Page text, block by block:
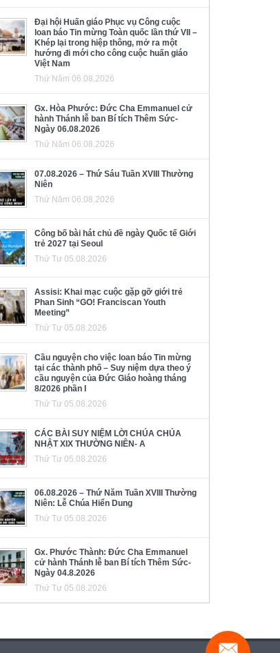
Đại hội Huấn giáo Phục vụ Công cuộc
loan báo Tin mừng Toàn quốc lần thứ VII –
Khép lại trong hiệp thông, mở ra một
hướng đi mới cho công cuộc huấn giáo
Việt Nam
Thứ Năm 06.08.2026
Gx. Hòa Phước: Đức Cha Emmanuel cử
hành Thánh lễ ban Bí tích Thêm Sức-
Ngày 06.08.2026
Thứ Năm 06.08.2026
07.08.2026 – Thứ Sáu Tuần XVIII Thường
Niên
Thứ Năm 06.08.2026
Công bố bài hát chủ đề ngày Quốc tế Giới
trẻ 2027 tại Seoul
Thứ Tư 05.08.2026
Assisi: Khai mạc cuộc gặp gỡ giới trẻ
Phan Sinh “GO! Franciscan Youth
Meeting”
Thứ Tư 05.08.2026
Cầu nguyện cho việc loan báo Tin mừng
tại các thành phố – Suy niệm dựa theo ý
cầu nguyện của Đức Giáo hoàng tháng
8/2026 phần I
Thứ Tư 05.08.2026
CÁC BÀI SUY NIỆM LỜI CHÚA CHÚA
NHẬT XIX THƯỜNG NIÊN- A
Thứ Tư 05.08.2026
06.08.2026 – Thứ Năm Tuần XVIII Thường
Niên: Lễ Chúa Hiển Dung
Thứ Tư 05.08.2026
Gx. Phước Thành: Đức Cha Emmanuel
cử hành Thánh lễ ban Bí tích Thêm Sức-
Ngày 04.8.2026
Thứ Tư 05.08.2026